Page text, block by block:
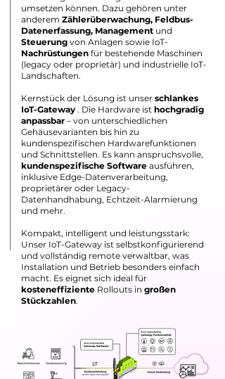
umsetzen können. Dazu gehören unter
anderem Zählerüberwachung, Feldbus-
Datenerfassung, Management und
Steuerung von Anlagen sowie IoT-
Nachrüstungen für bestehende Maschinen
(legacy oder proprietär) und industrielle IoT-
Landschaften.
Kernstück der Lösung ist unser schlankes
IoT-Gateway . Die Hardware ist hochgradig
anpassbar – von unterschiedlichen
Gehäusevarianten bis hin zu
kundenspezifischen Hardwarefunktionen
und Schnittstellen. Es kann anspruchsvolle,
kundenspezifische Software ausführen,
inklusive Edge-Datenverarbeitung,
proprietärer oder Legacy-
Datenhandhabung, Echtzeit-Alarmierung
und mehr.
Kompakt, intelligent und leistungsstark:
Unser IoT-Gateway ist selbstkonfigurierend
und vollständig remote verwaltbar, was
Installation und Betrieb besonders einfach
macht. Es eignet sich ideal für
kosteneffiziente Rollouts in großen
Stückzahlen.